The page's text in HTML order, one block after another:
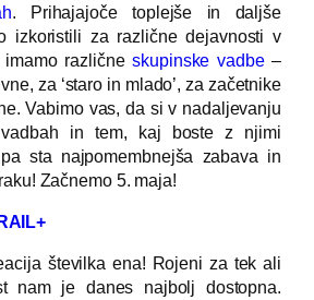
. Prihajajoče toplejše in daljše
izkoristili za različne dejavnosti v
imamo različneskupinske vadbe–
za ‘staro in mlado’, za začetnike
Vabimo vas, da si v nadaljevanju
in tem, kaj boste z njimi
sta najpomembnejša zabava in
Začnemo 5. maja!
številka ena! Rojeni za tek ali
nam je danes najbolj dostopna.